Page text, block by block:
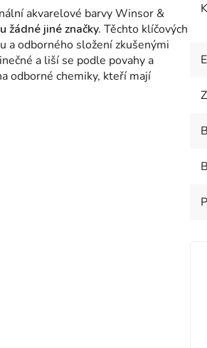
akvarelové barvy Winsor &
žádné jiné značky. Těchto klíčových
a odborného složení zkušenými
a liší se podle povahy a
odborné chemiky, kteří mají